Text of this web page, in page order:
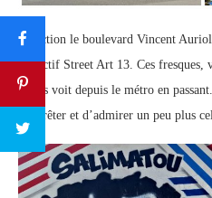
Direction le boulevard Vincent Auriol
collectif Street Art 13. Ces fresques,
on les voit depuis le métro en
m’arrêter et d’admirer un peu plus